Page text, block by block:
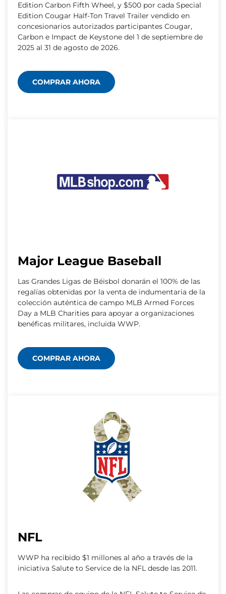
Edition Carbon Fifth Wheel, y $500 por cada Special
Edition Cougar Half-Ton Travel Trailer vendido en
concesionarios autorizados participantes Cougar,
Carbon e Impact de Keystone del 1 de septiembre de
2025 al 31 de agosto de 2026.
COMPRAR AHORA
Major League Baseball
Las Grandes Ligas de Béisbol donarán el 100% de las
regalías obtenidas por la venta de indumentaria de la
colección auténtica de campo MLB Armed Forces
Day a MLB Charities para apoyar a organizaciones
benéficas militares, incluida WWP.
COMPRAR AHORA
NFL
WWP ha recibido $1 millones al año a través de la
iniciativa Salute to Service de la NFL desde las 2011.